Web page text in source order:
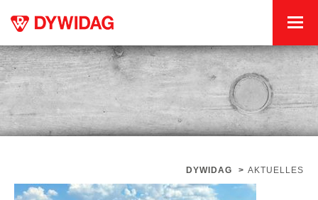
DYWIDAG > AKTUELLES